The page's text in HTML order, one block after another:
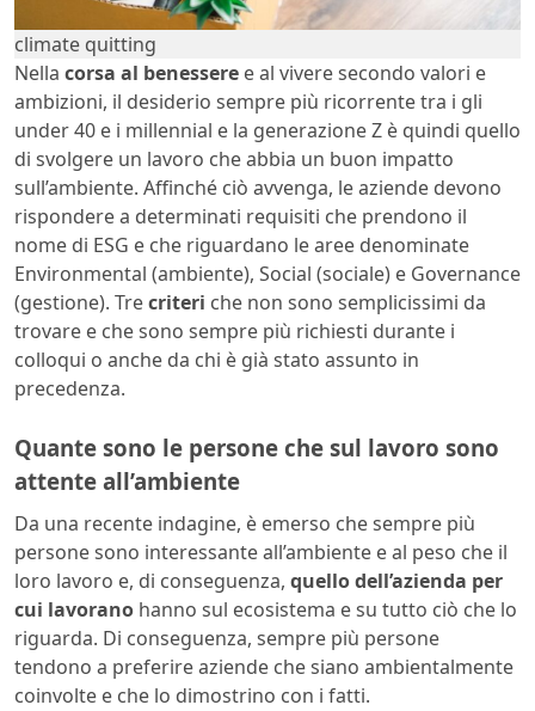
climate quitting
Nella corsa al benessere e al vivere secondo valori e
ambizioni, il desiderio sempre più ricorrente tra i gli
under 40 e i millennial e la generazione Z è quindi quello
di svolgere un lavoro che abbia un buon impatto
sull’ambiente. Affinché ciò avvenga, le aziende devono
rispondere a determinati requisiti che prendono il
nome di ESG e che riguardano le aree denominate
Environmental (ambiente), Social (sociale) e Governance
(gestione). Trecriteri che non sono semplicissimi da
trovare e che sono sempre più richiesti durante i
colloqui o anche da chi è già stato assunto in
precedenza.
Quante sono le persone che sul lavoro sono
attente all’ambiente
Da una recente indagine, è emerso che sempre più
persone sono interessante all’ambiente e al peso che il
loro lavoro e, di conseguenza, quello dell’azienda per
cui lavorano hanno sul ecosistema e su tutto ciò che lo
riguarda. Di conseguenza, sempre più persone
tendono a preferire aziende che siano ambientalmente
coinvolte e che lo dimostrino con i fatti.